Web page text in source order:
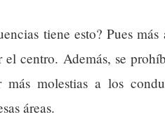
tiene esto? Pues
centro. Además, se
más molestias a los
áreas.